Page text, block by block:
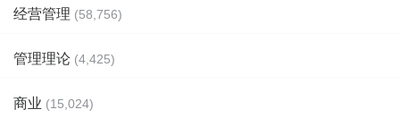
经营管理 (58,756)
管理理论 (4,425)
商业 (15,024)